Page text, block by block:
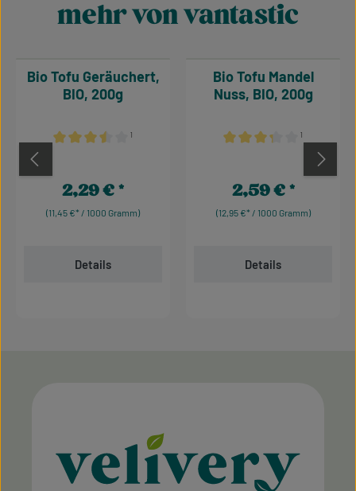
Produktgalerie überspringen
mehr von vantastic
¹
Bio Tofu Geräuchert,
BIO, 200g
(11,45 €* / 1000 Gramm)
Regulärer Preis:
2,29 €
Details
Durchschnittliche
¹
Bio Tofu Mandel
Nuss, BIO, 200g
(12,95 €* / 1000 Gramm)
Regulärer Preis:
2,59 €
Details